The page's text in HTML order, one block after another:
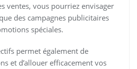
ventes, vous pourriez envisager
des campagnes publicitaires
spéciales.
permet également de
et d’allouer efficacement vos